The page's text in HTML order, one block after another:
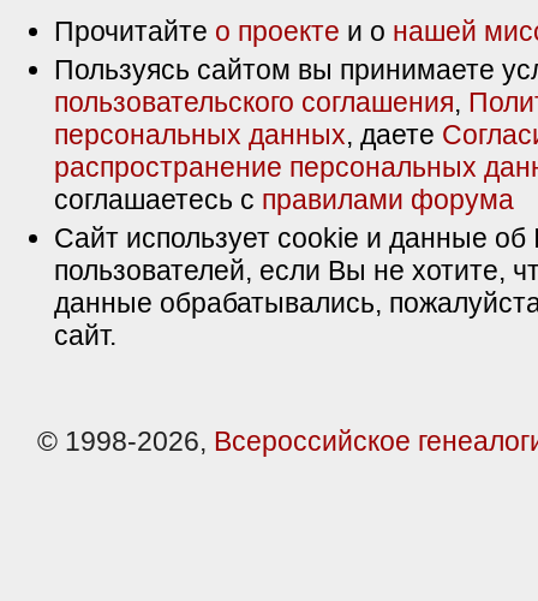
Прочитайте о проекте и о нашей
Пользуясь сайтом вы принимаете
пользовательского соглашения,
персональных данных, даете
распространение персональных
соглашаетесь с правилами форума
Сайт использует cookie и данные об
пользователей, если Вы не хотите,
данные обрабатывались,
сайт.
© 1998-2026, Всероссийское